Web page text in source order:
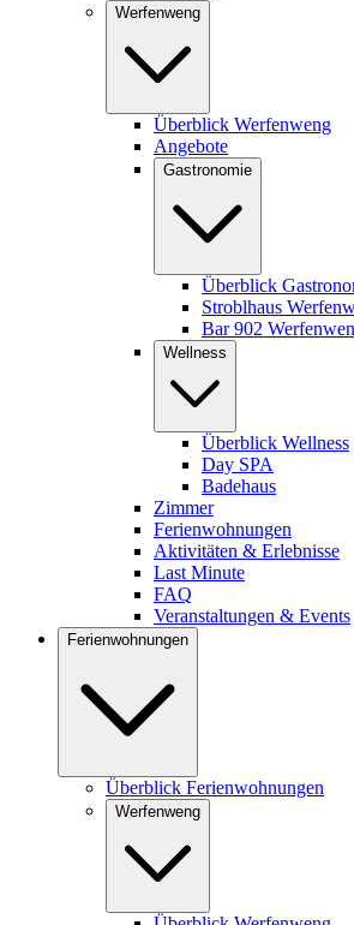
Werfenweng
Überblick Werfenweng
Angebote
Gastronomie
Überblick
Stroblhaus
Bar 902
Wellness
Überblick Wellness
Day SPA
Badehaus
Zimmer
Ferienwohnungen
Aktivitäten & Erlebnisse
Last Minute
FAQ
Veranstaltungen & Events
Ferienwohnungen
Überblick Ferienwohnungen
Werfenweng